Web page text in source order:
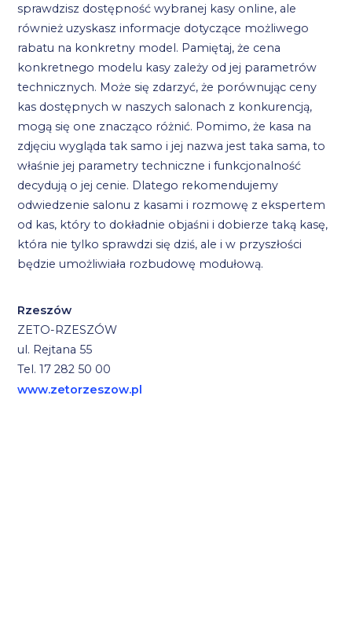
sprawdzisz dostępność wybranej kasy online, ale
również uzyskasz informacje dotyczące możliwego
rabatu na konkretny model. Pamiętaj, że cena
konkretnego modelu kasy zależy od jej parametrów
technicznych. Może się zdarzyć, że porównując ceny
kas dostępnych w naszych salonach z konkurencją,
mogą się one znacząco różnić. Pomimo, że kasa na
zdjęciu wygląda tak samo i jej nazwa jest taka sama, to
właśnie jej parametry techniczne i funkcjonalność
decydują o jej cenie. Dlatego rekomendujemy
odwiedzenie salonu z kasami i rozmowę z ekspertem
od kas, który to dokładnie objaśni i dobierze taką kasę,
która nie tylko sprawdzi się dziś, ale i w przyszłości
będzie umożliwiała rozbudowę modułową.
Rzeszów
ZETO-RZESZÓW
ul. Rejtana 55
Tel. 17 282 50 00
www.zetorzeszow.pl